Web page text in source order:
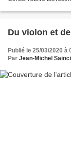
Du violon et
Publié le 25/03/2020 à
Par Jean-Michel